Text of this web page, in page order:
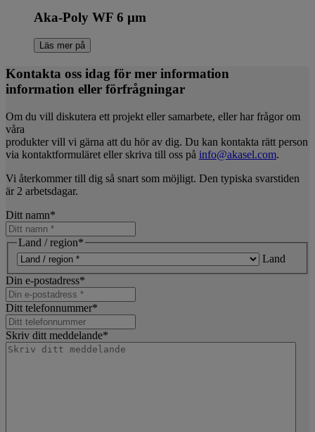
Aka-Poly WF 6 µm
Läs mer på
Kontakta oss idag för mer information
information eller förfrågningar
Om du vill diskutera ett projekt eller samarbete, eller har frågor om
våra
produkter vill vi gärna att du hör av dig. Du kan kontakta rätt person
via kontaktformuläret eller skriva till oss på info@akasel.com.
Vi återkommer till dig så snart som möjligt. Den typiska svarstiden
är 2 arbetsdagar.
Ditt namn*
Land / region*
Land
Din e-postadress*
Ditt telefonnummer*
Skriv ditt meddelande*